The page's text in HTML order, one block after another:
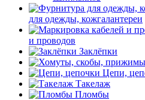
для одежды, кожгалантереи
и проводов
Заклёпки
Цепи,
Такелаж
Пломбы